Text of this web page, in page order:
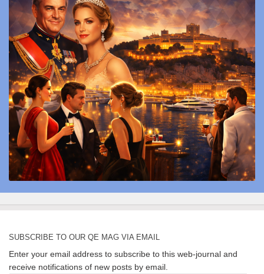
SUBSCRIBE TO OUR QE MAG VIA EMAIL
Enter your email address to subscribe to this web-journal and
receive notifications of new posts by email.